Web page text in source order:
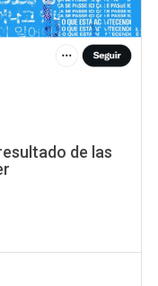
de las